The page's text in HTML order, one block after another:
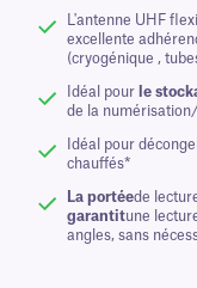
L'antenne UHF
excellente
(cryogénique ,
Idéal pour le
de la
Idéal pour
chauffés*
La portéede
garantitune
angles, sans